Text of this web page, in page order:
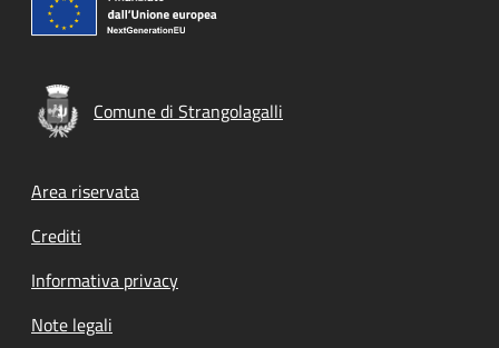
Comune di Strangolagalli
Footer menu
Area riservata
Crediti
Informativa privacy
Note legali